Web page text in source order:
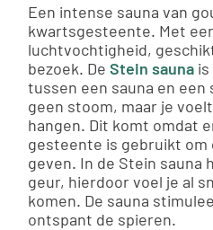
Een intense sauna van
kwartsgesteente. Met
luchtvochtigheid,
bezoek. De Stein sauna
tussen een sauna en
geen stoom, maar je
hangen. Dit komt omdat
gesteente is gebruikt om
geven. In de Stein sauna
geur, hierdoor voel je al
komen. De sauna
ontspant de spieren.